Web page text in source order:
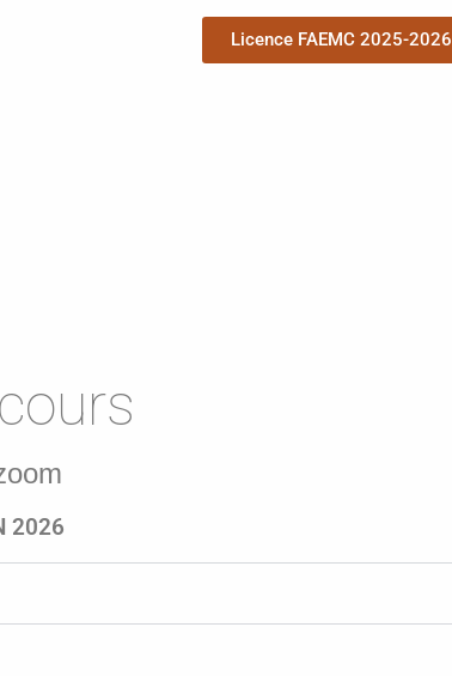
Licence FAEMC 2025-2026
2026